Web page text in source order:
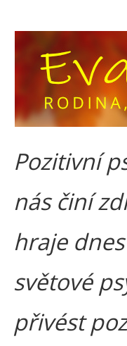
Pozitivní
nás činí
hraje
světové
přivést